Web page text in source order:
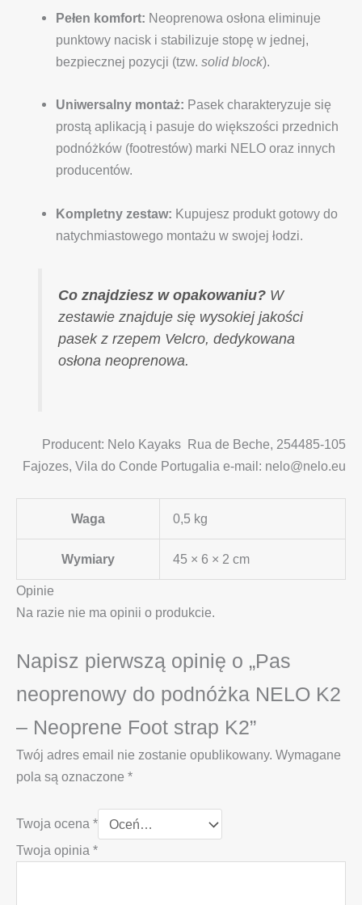
Pełen komfort: Neoprenowa osłona eliminuje
punktowy nacisk i stabilizuje stopę w jednej,
bezpiecznej pozycji (tzw.solid block).
Uniwersalny montaż: Pasek charakteryzuje się
prostą aplikacją i pasuje do większości przednich
podnóżków (footrestów) marki NELO oraz innych
producentów.
Kompletny zestaw: Kupujesz produkt gotowy do
natychmiastowego montażu w swojej łodzi.
Co znajdziesz w opakowaniu? W
zestawie znajduje się wysokiej jakości
pasek z rzepem Velcro, dedykowana
osłona neoprenowa.
Producent: Nelo Kayaks Rua de Beche, 254485-105
Fajozes, Vila do Conde Portugalia e-mail: nelo@nelo.eu
Waga 0,5 kg
Wymiary 45 × 6 × 2 cm
Opinie
Na razie nie ma opinii o produkcie.
Napisz pierwszą opinię o „Pas
neoprenowy do podnóżka NELO K2
– Neoprene Foot strap K2”
Twój adres email nie zostanie opublikowany. Wymagane
pola są oznaczone *
Twoja ocena *
Twoja opinia *